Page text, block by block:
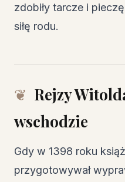
zdobiły tarcze i
siłę rodu.
Rejzy
wschodzie
Gdy w 1398 roku
przygotowywał